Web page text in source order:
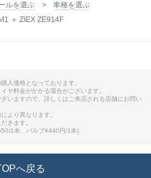
ルを選ぶ
車種を選ぶ
＋ ZIEX ZE914F
入価格となっております。
ヤ料金がかかる場合がございます。
いますので、詳しくはご来店される店舗にお問い
より異なります。
きます。
1本、バルブ¥440円/1本)
へ戻る